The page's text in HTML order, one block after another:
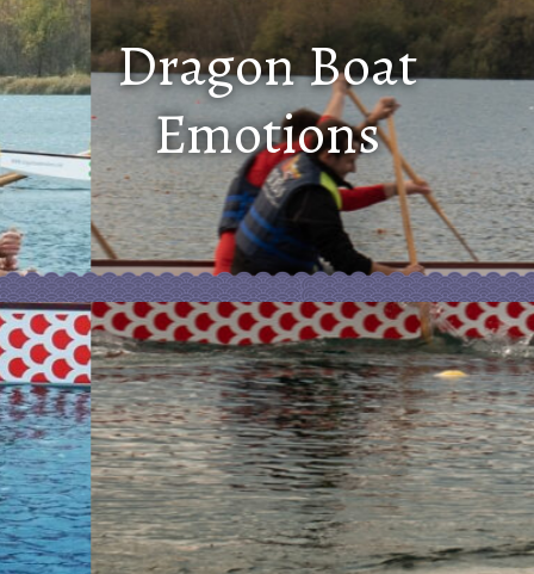
Dragon Boat
Emotions